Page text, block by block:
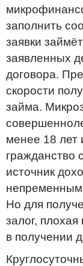
заполнить
заявки
заявленных
договора.
скорости
займа.
менее 18 лет
гражданство
источник
непременным
Но для
залог,
в получении